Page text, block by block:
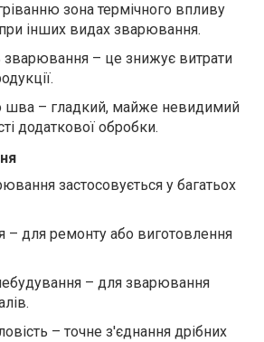
зона термічного впливу
інших видах зварювання.
зварювання – це знижує витрати
шва – гладкий, майже невидимий
додаткової обробки.
застосовується у багатьох
для ремонту або виготовлення
– для зварювання
– точне з'єднання дрібних